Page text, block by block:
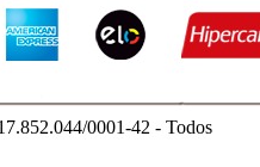
0001-42 - Todos